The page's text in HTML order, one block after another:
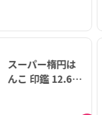
スーパー楕円は
んこ 印鑑 12.6ミ